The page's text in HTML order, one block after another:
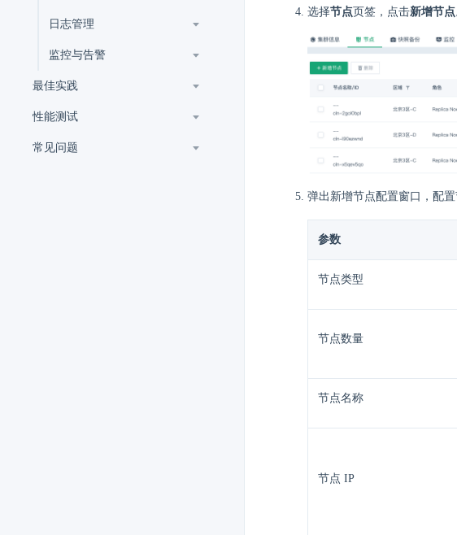
日志管理
监控与告警
最佳实践
性能测试
常见问题
选择节点页签，点击新增节点
弹出新增节点配置窗口，配置
参数
节点类型
节点数量
节点名称
节点 IP